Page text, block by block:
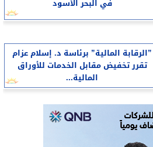
في البحر الأسود
”الرقابة المالية” برئاسة د. إسلام عزام
تقرر تخفيض مقابل الخدمات للأوراق
المالية...